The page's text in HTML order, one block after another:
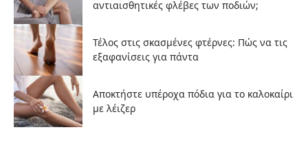
αντιαισθητικές φλέβες των ποδιών;
Τέλος στις σκασμένες φτέρνες: Πώς να τις
εξαφανίσεις για πάντα
Αποκτήστε υπέροχα πόδια για το καλοκαίρι
με λέιζερ